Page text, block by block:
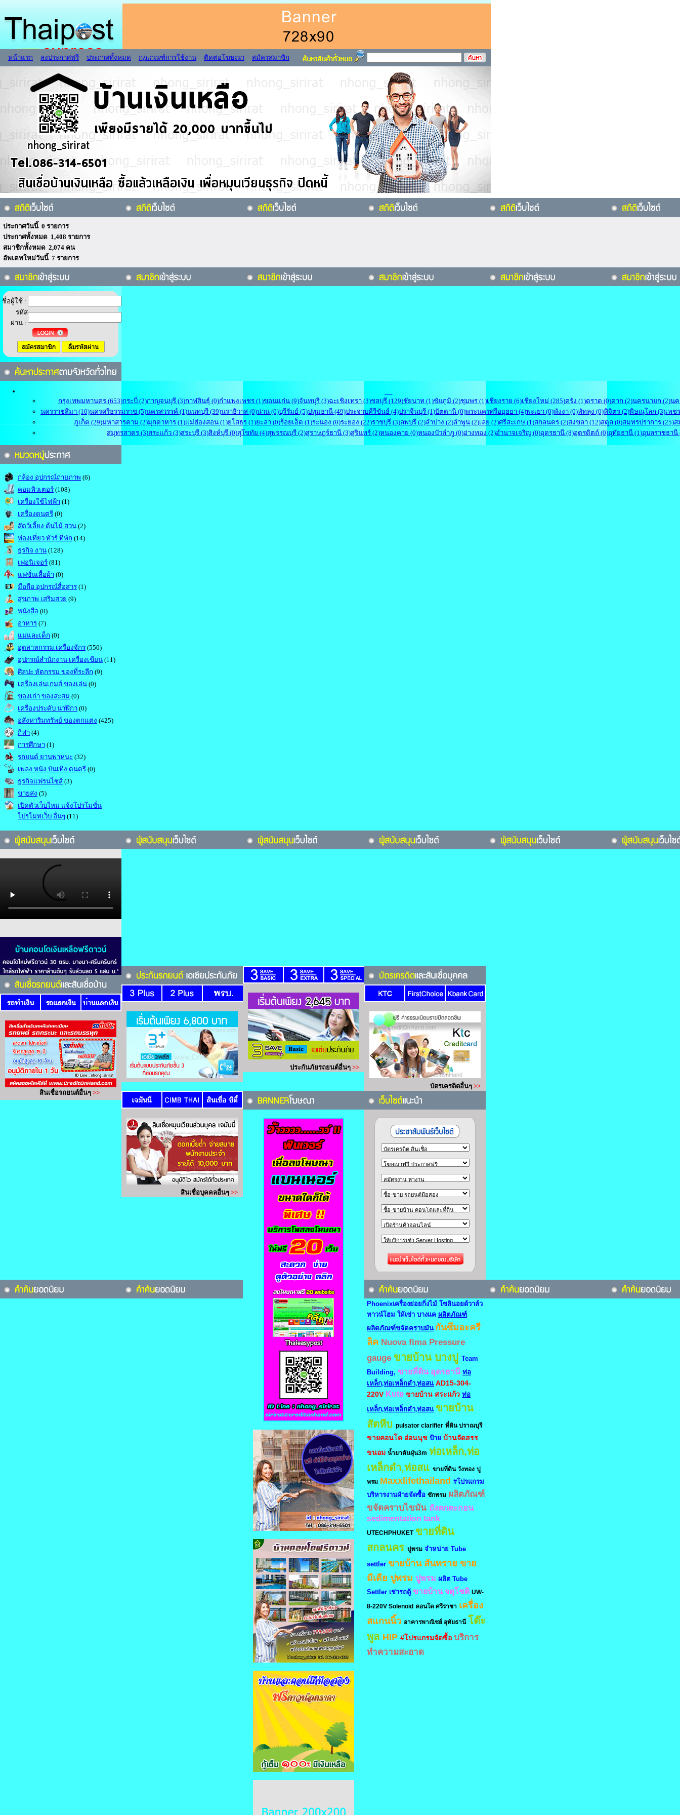
หน้าแรก ลงประกาศฟรี ประกาศทั้งหมด กฏเกณฑ์การใช้งาน ติดต่อโฆษณา สมัครสมาชิก
ประกาศวันนี้ 0 รายการ
ประกาศทั้งหมด 1,408 รายการ
สมาชิกทั้งหมด 2,074 คน
อัพเดทใหม่วันนี้ 7 รายการ
ชื่อผู้ใช้ :
รหัส
ผ่าน :
กรุงเทพมหานคร (653)กระบี่ (2)กาญจนบุรี (3)กาฬสินธุ์ (0)กำแพงเพชร (1)ขอนแก่น (9)จันทบุรี (3)ฉะเชิงเทรา (3)ชลบุรี (129)ชัยนาท (1)ชัยภูมิ (2)ชุมพร (1)เชียงราย (6)เชียงใหม่ (285)ตรัง (1)ตราด (0)ตาก (2)นครนายก (2)นค
นครราชสีมา (10)นครศรีธรรมราช (5)นครสวรรค์ (1)นนทบุรี (39)นราธิวาส (0)น่าน (0)บุรีรัมย์ (5)ปทุมธานี (49)ประจวบคีรีขันธ์ (4)ปราจีนบุรี (1)ปัตตานี (0)พระนครศรีอยุธยา (4)พะเยา (0)พังงา (0)พัทลุง (0)พิจิตร (2)พิษณุโลก (3)เพช
ภูเก็ต (29)มหาสารคาม (2)มุกดาหาร (1)แม่ฮ่องสอน (1)ยโสธร (1)ยะลา (0)ร้อยเอ็ด (1)ระนอง (0)ระยอง (22)ราชบุรี (3)ลพบุรี (2)ลำปาง (2)ลำพูน (2)เลย (2)ศรีสะเกษ (1)สกลนคร (2)สงขลา (12)สตูล (0)สมุทรปราการ (25)ส
สมุทรสาคร (3)สระแก้ว (3)สระบุรี (3)สิงห์บุรี (0)สุโขทัย (4)สุพรรณบุรี (2)สุราษฎร์ธานี (3)สุรินทร์ (2)หนองคาย (0)หนองบัวลำภู (0)อ่างทอง (2)อำนาจเจริญ (0)อุดรธานี (8)อุตรดิตถ์ (0)อุทัยธานี (1)อุบลราชธานี
กล้อง อุปกรณ์ถ่ายภาพ (6)
คอมพิวเตอร์ (108)
เครื่องใช้ไฟฟ้า (1)
เครื่องดนตรี (0)
สัตว์เลี้ยง ต้นไม้ สวน (2)
ท่องเที่ยว ทัวร์ ที่พัก (14)
ธุรกิจ งาน (128)
เฟอนิเจอร์ (81)
แฟชั่นเสื้อผ้า (0)
มือถือ อุปกรณ์สื่อสาร (1)
สุขภาพ เสริมสวย (9)
หนังสือ (0)
อาหาร (7)
แม่และเด็ก (0)
อุตสาหกรรม เครื่องจักร (550)
อุปกรณ์สำนักงาน เครื่องเขียน (11)
ศิลปะ หัตกรรม ของที่ระลึก (9)
เครื่องเล่นเกมส์ ของเล่น (0)
ของเก่า ของสะสม (0)
เครื่องประดับ นาฬิกา (0)
อสังหาริมทรัพย์ ของตกแต่ง (425)
กีฬา (4)
การศึกษา (1)
รถยนต์ ยานพาหนะ (32)
เพลง หนัง บันเทิง ดนตรี (0)
ธุรกิจแฟรนไซส์ (3)
ขายส่ง (5)
เปิดตัวเว็บใหม่ แจ้งโปรโมชั่น
โปรโมทเว็บ อื่นๆ (11)
Phoenixเครื่องย่อยกิ่งไม้ โซลินอยด์วาล์ว
ทาวน์โฮม ให้เช่า บางแค ผลิตภัณฑ์
ผลิตภัณฑ์ขจัดคราบมัน กันซึมอะครี
ลิค Nuova fima Pressure
gauge ขายบ้าน บางปู Team
Building, ขายที่ดิน อุดรธานี ท่อ
เหล็ก,ท่อเหล็กดำ,ท่อสแ AD15-304-
220V Kute ขายบ้าน สระแก้ว ท่อ
เหล็ก,ท่อเหล็กดำ,ท่อสแ ขายบ้าน
สัตหีบ pulsator clarifier ที่ดิน ปราณบุรี
ขายคอนโด อ่อนนุช ป้าย บ้านจัดสรร
ขนอม น้ำยาดันฝุ่น3m ท่อเหล็ก,ท่อ
เหล็กดำ,ท่อสแ ขายที่ดิน วังทอง ปู
พรม Maxxlifethailand #โปรแกรม
บริหารงานฝ่ายจัดซื้อ ซักพรม ผลิตภัณฑ์
ขจัดคราบไขมัน ถังตกตะกอน
sedimentation tank
UTECHPHUKET ขายที่ดิน
สกลนคร ปูพรม จำหน่าย Tube
settler ขายบ้าน สันทราย ขาย
มีเดีย ปูพรม ปูพรม ผลิต Tube
Settler เช่ารถตู้ ขายบ้าน จตุโชติ UW-
8-220V Solenoid คอนโด ศรีราชา เครื่อง
สแกนนิ้ว อาคารพาณิชย์ อุทัยธานี โต๊ะ
พูล HIP #โปรแกรมจัดซื้อ บริการ
ทำความสะอาด